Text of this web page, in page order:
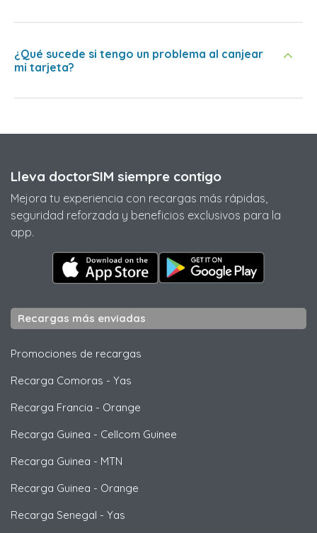
¿Qué sucede si tengo un problema al canjear
mi tarjeta?
Lleva doctorSIM siempre contigo
Mejora tu experiencia con recargas más rápidas,
seguridad reforzada y beneficios exclusivos para la
app.
Recargas más enviadas
Promociones de recargas
Recarga Comoras - Yas
Recarga Francia - Orange
Recarga Guinea - Cellcom Guinee
Recarga Guinea - MTN
Recarga Guinea - Orange
Recarga Senegal - Yas